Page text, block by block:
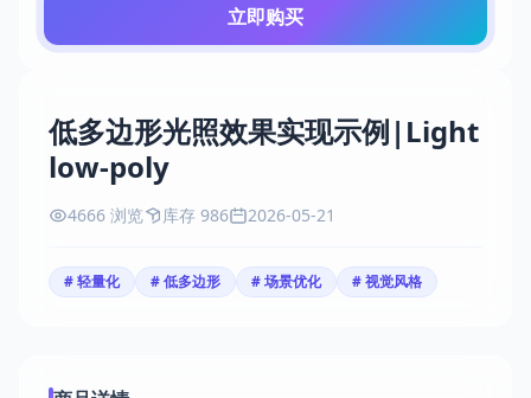
低多边形光照效果实现示例|Light
low-poly
4666 浏览 库存 986 2026-05-21
# 轻量化 # 低多边形 # 场景优化 # 视觉风格
立即购买